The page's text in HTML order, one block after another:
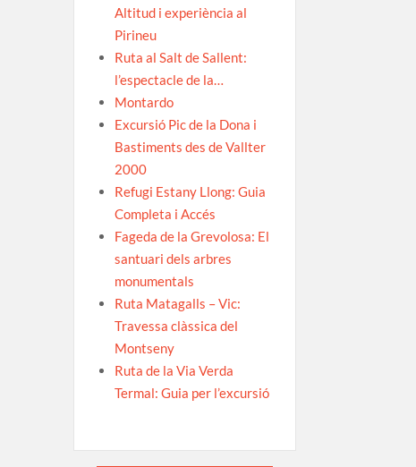
Altitud i experiència al
Pirineu
Ruta al Salt de Sallent:
l’espectacle de la…
Montardo
Excursió Pic de la Dona i
Bastiments des de Vallter
2000
Refugi Estany Llong: Guia
Completa i Accés
Fageda de la Grevolosa: El
santuari dels arbres
monumentals
Ruta Matagalls – Vic:
Travessa clàssica del
Montseny
Ruta de la Via Verda
Termal: Guia per l’excursió